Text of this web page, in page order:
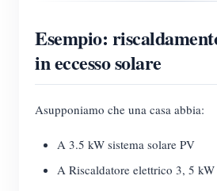
Esempio:
in eccesso solare
Asupponiamo che una casa abbia:
A 3.5 kW sistema solare PV
A Riscaldatore elettrico 3, 5 kW